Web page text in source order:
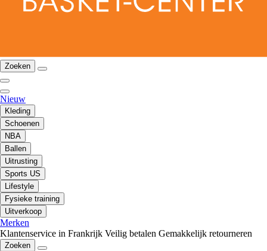
Zoeken
Nieuw
Kleding
Schoenen
NBA
Ballen
Uitrusting
Sports US
Lifestyle
Fysieke training
Uitverkoop
Merken
Klantenservice in Frankrijk Veilig betalen Gemakkelijk retourneren
Zoeken